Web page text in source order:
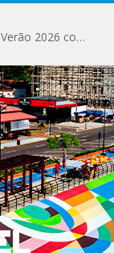
São Miguel do Guamá encerra os Jogos de Verão 2026 com sucesso de público e competições.